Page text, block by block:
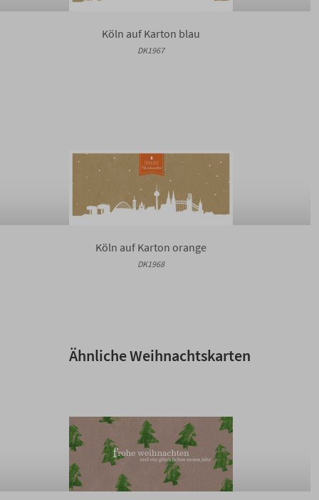
Köln auf Karton blau
DK1967
Köln auf Karton orange
DK1968
Ähnliche Weihnachtskarten